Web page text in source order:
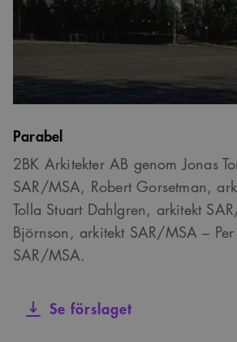
Parabel
2BK Arkitekter AB genom Jonas
SAR/MSA, Robert Gorsetman,
Tolla Stuart Dahlgren, arkitekt
Björnson, arkitekt SAR/MSA –
SAR/MSA.
Se förslaget